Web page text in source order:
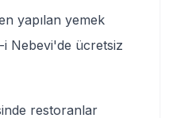
yapılan yemek
i Nebevi'de ücretsiz
restoranlar